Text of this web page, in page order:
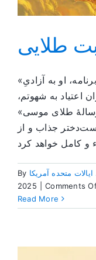
طلایی
«با ترمیم گذشته، از طریق کار کردن برنامه، او به آزادیِ
اعتیاد به شهوتم،
طلای موسی»
جذاب و از
و کامل خواهد کرد
By متحده آمریکا
2025
Comments
Read More